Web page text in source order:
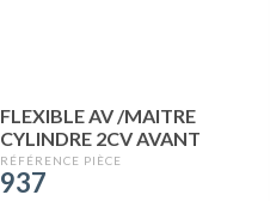
FLEXIBLE AV /MAITRE
CYLINDRE 2CV AVANT
07.1964
937